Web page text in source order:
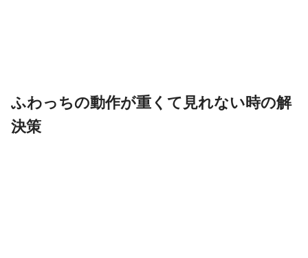
ふわっちの動作が重くて見れない時の解
決策